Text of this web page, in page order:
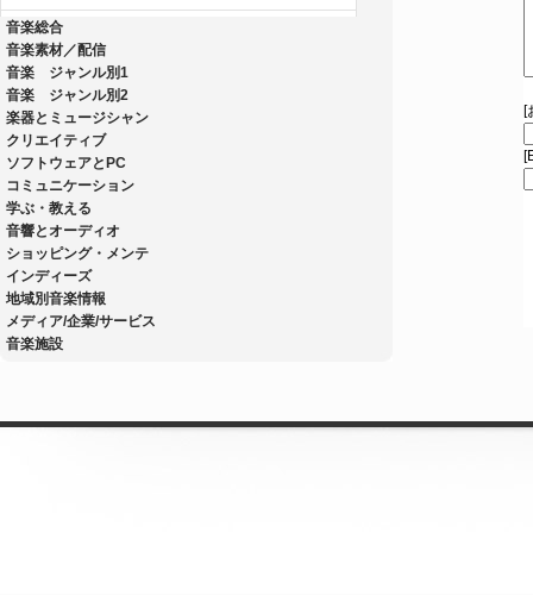
音楽総合
音楽素材／配信
音楽 ジャンル別1
音楽 ジャンル別2
楽器とミュージシャン
クリエイティブ
ソフトウェアとPC
コミュニケーション
学ぶ・教える
音響とオーディオ
ショッピング・メンテ
インディーズ
地域別音楽情報
メディア/企業/サービス
音楽施設
[